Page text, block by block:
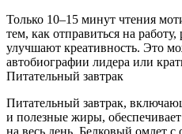
Только 10–15 минут чтения
тем, как отправиться на
улучшают креативность. Это
автобиографии лидера или
Питательный завтрак
Питательный завтрак,
и полезные жиры,
на весь день. Белковый омлет